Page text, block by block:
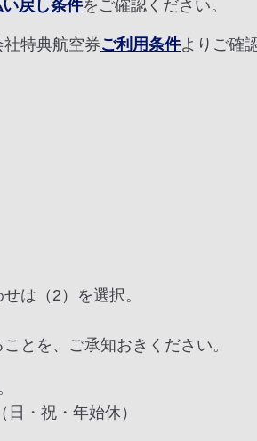
戻し条件をご確認ください。
特典航空券ご利用条件よりご確
は（2）を選択。
とを、ご承知おきください。
・祝・年始休）